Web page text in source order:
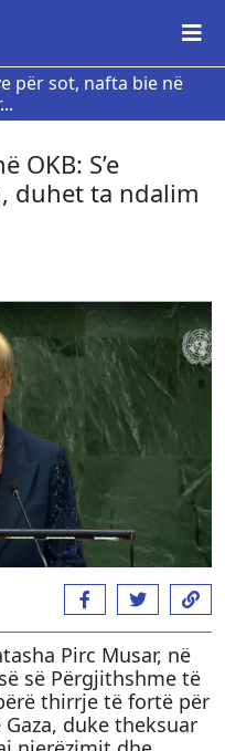
për sot, nafta bie në
OKB: S’e
duhet ta ndalim
Pirc Musar, në
së Përgjithshme të
thirrje të fortë për
duke theksuar